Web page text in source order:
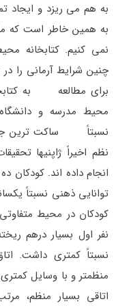
به هم می ریزد و ایجاد
به همین خاطر است که ما
نمی کنیم. کتابخانه
چنین شرایط آرمانی را
برای مطالعه به
محیط مدرسه و
نسبتاً ساکت ترین جا
نظم اخیراً ژاپنیها
انجام داده اند. کودکان
توانایی ذهنی نسبتاً
کودکان در محیط
نفر اول بسیار درهم
نسبتاً کمتری داشت.
منظمتر و با وسایل
اتاقی بسیار منظم،